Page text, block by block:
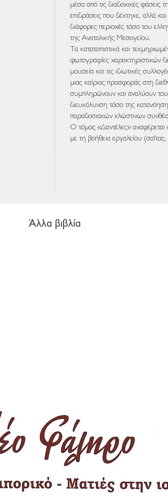
μέσα από τις διαδοχικές φάσεις
επιδράσεις που δέχτηκε, αλλά
διάφορες περιοχές τόσο του
της Ανατολικής Μεσογείου.
Τα κατατοπιστικά και
φωτογραφίες χαρακτηριστικών
μουσεία και τις ιδιωτικές
μιας καίριας προσφοράς στη
συμπληρώνουν και αναλύουν
διευκόλυνση τόσο της
παραδοσιακών κλώστινων
Ο τόμος «Δαντέλες»
με τη βοήθεια εργαλείου
Άλλα βιβλία